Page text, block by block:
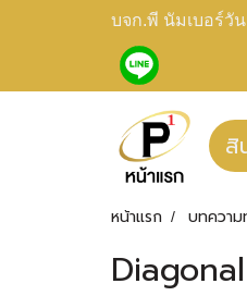
บจก.พี นัมเบอร์วั
สิ
หน้าแรก บทควา